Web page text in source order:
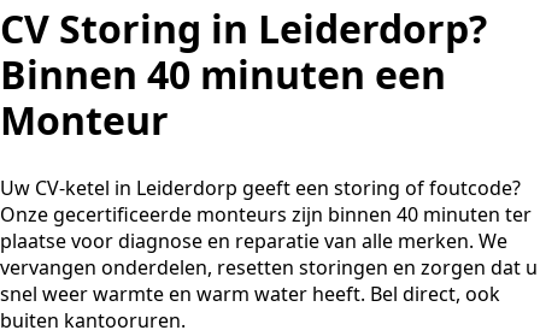
CV Storing in Leiderdorp?
Binnen 40 minuten een
Monteur
Uw CV-ketel in Leiderdorp geeft een storing of foutcode?
Onze gecertificeerde monteurs zijn binnen 40 minuten ter
plaatse voor diagnose en reparatie van alle merken. We
vervangen onderdelen, resetten storingen en zorgen dat u
snel weer warmte en warm water heeft. Bel direct, ook
buiten kantooruren.